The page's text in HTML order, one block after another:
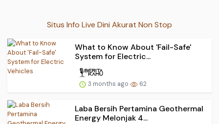
Situs Info Live Dini Akurat Non Stop
What to Know About 'Fail-Safe'
System for Electric...
3 months ago 62
Laba Bersih Pertamina Geothermal
Energy Melonjak 4...